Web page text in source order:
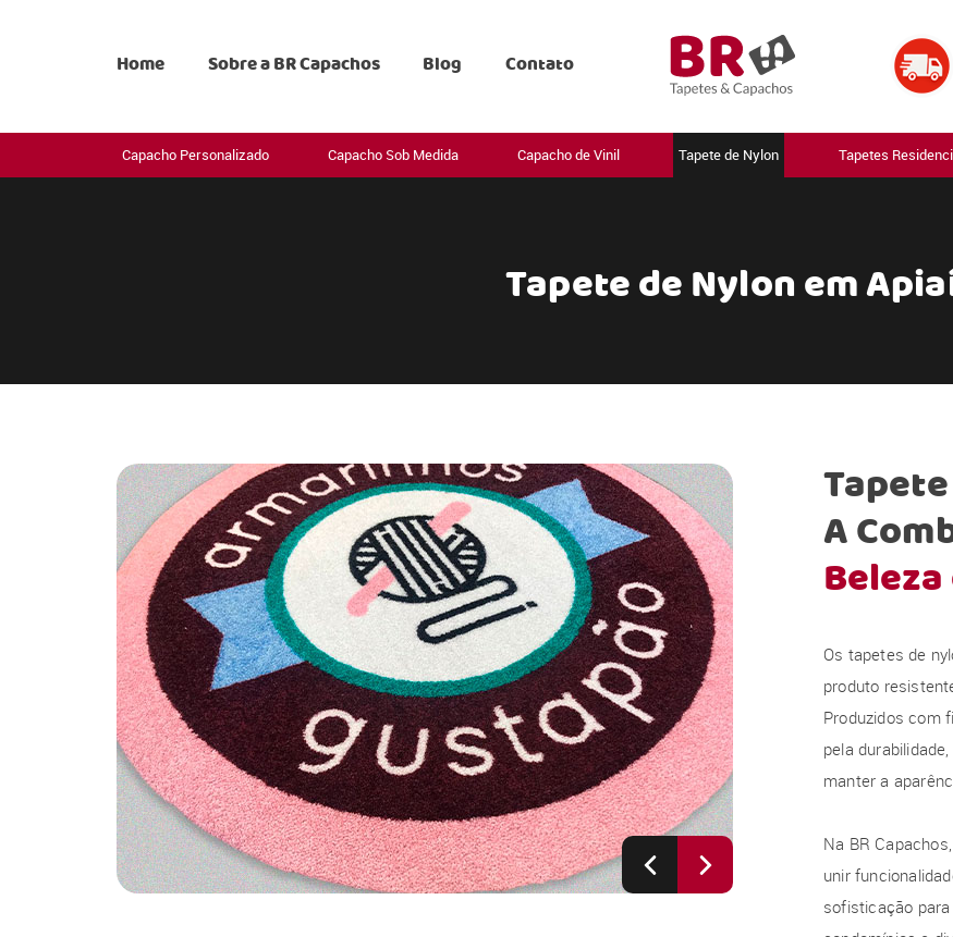
Home Sobre a BR Capachos Blog Contato
Capacho Personalizado Capacho Sob Medida Capacho de Vinil Tapete de Nylon Tapetes
Tapete de Nylon em
A
Os tapetes de
produto
Produzidos com
pela
manter a
Na BR
unir
sofisticação